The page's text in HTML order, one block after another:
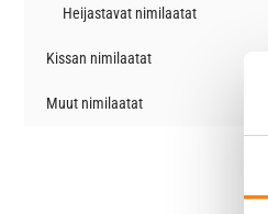
Heijastavat nimilaatat
Kissan nimilaatat
Muut nimilaatat